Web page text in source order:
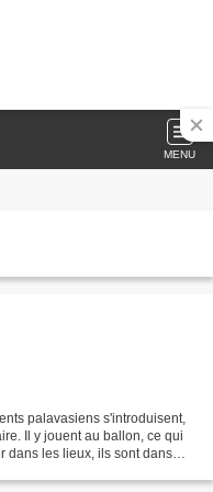
MENU
palavasiens s'introduisent,
Il y jouent au ballon, ce qui
dans les lieux, ils sont dans